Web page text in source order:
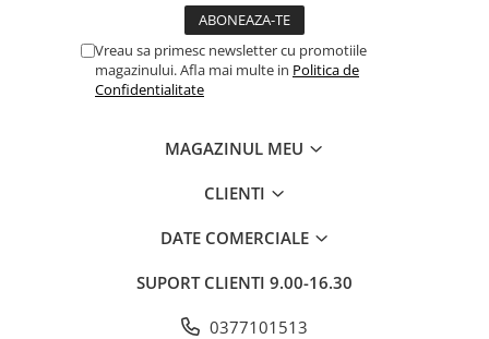
Vreau sa primesc newsletter cu promotiile
magazinului. Afla mai multe in Politica de
Confidentialitate
MAGAZINUL MEU
CLIENTI
DATE COMERCIALE
SUPORT CLIENTI 9.00-16.30
0377101513